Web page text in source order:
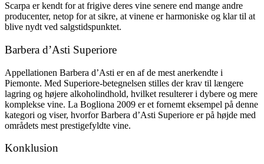
Scarpa er kendt for at frigive deres vine senere end mange andre
producenter, netop for at sikre, at vinene er harmoniske og klar til at
blive nydt ved salgstidspunktet.
Barbera d’Asti Superiore
Appellationen Barbera d’Asti er en af de mest anerkendte i
Piemonte. Med Superiore-betegnelsen stilles der krav til længere
lagring og højere alkoholindhold, hvilket resulterer i dybere og mere
komplekse vine. La Bogliona 2009 er et fornemt eksempel på denne
kategori og viser, hvorfor Barbera d’Asti Superiore er på højde med
områdets mest prestigefyldte vine.
Konklusion